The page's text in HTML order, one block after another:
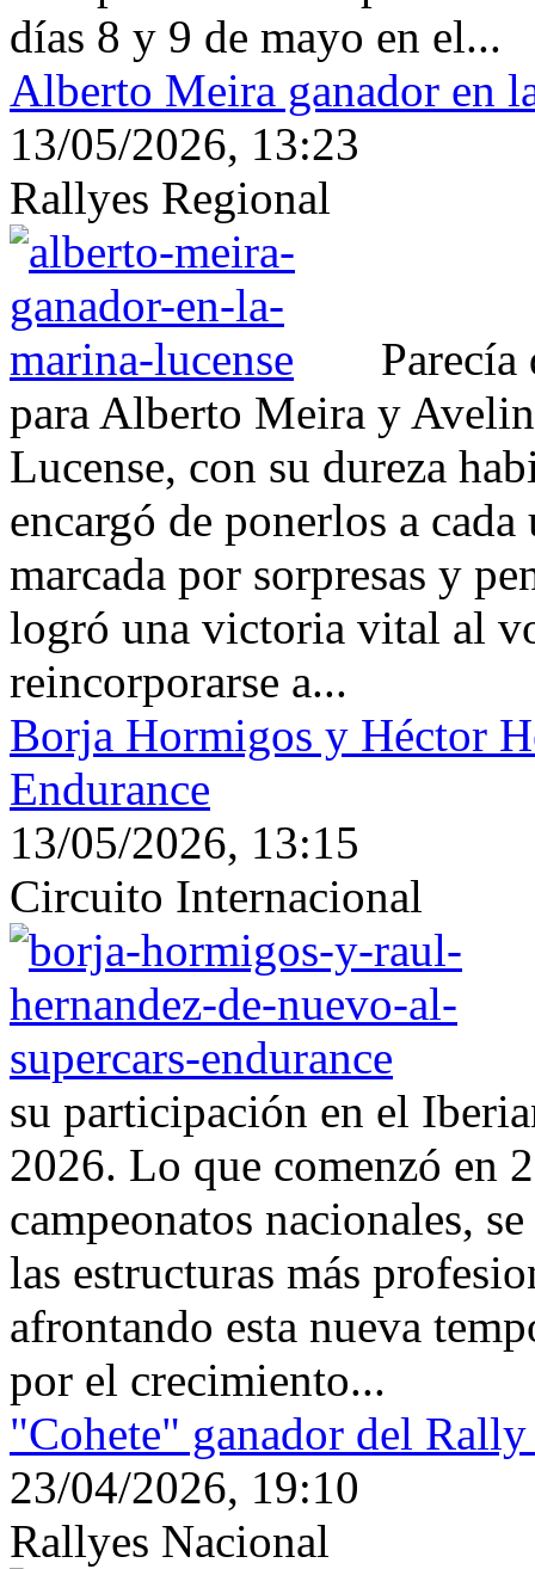
días 8 y 9 de mayo en el...
Alberto Meira ganador en
13/05/2026, 13:23
Rallyes Regional
Parecía
para Alberto Meira y
Lucense, con su dureza
encargó de ponerlos a
marcada por sorpresas y
logró una victoria vital al
reincorporarse a...
Borja Hormigos y Héctor
Endurance
13/05/2026, 13:15
Circuito Internacional
su participación en el
2026. Lo que comenzó en
campeonatos nacionales,
las estructuras más
afrontando esta nueva
por el crecimiento...
"Cohete" ganador del
23/04/2026, 19:10
Rallyes Nacional